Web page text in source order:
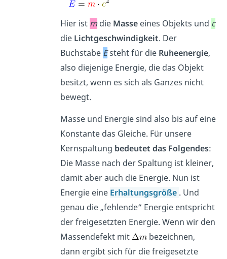
Hier ist mdie Masse eines Objekts und c
die Lichtgeschwindigkeit. Der
Buchstabe Esteht für die Ruheenergie,
also diejenige Energie, die das Objekt
besitzt, wenn es sich als Ganzes nicht
bewegt.
Masse und Energie sind also bis auf eine
Konstante das Gleiche. Für unsere
Kernspaltung bedeutet das Folgendes:
Die Masse nach der Spaltung ist kleiner,
damit aber auch die Energie. Nun ist
Energie eine Erhaltungsgröße . Und
genau die „fehlende“ Energie entspricht
der freigesetzten Energie. Wenn wir den
Massendefekt mit
bezeichnen,
dann ergibt sich für die freigesetzte